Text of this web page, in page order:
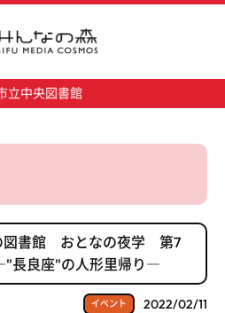
立中央図書館
図書館 おとなの夜学 第7
長良座"の人形里帰り―
イベント 2022/02/11